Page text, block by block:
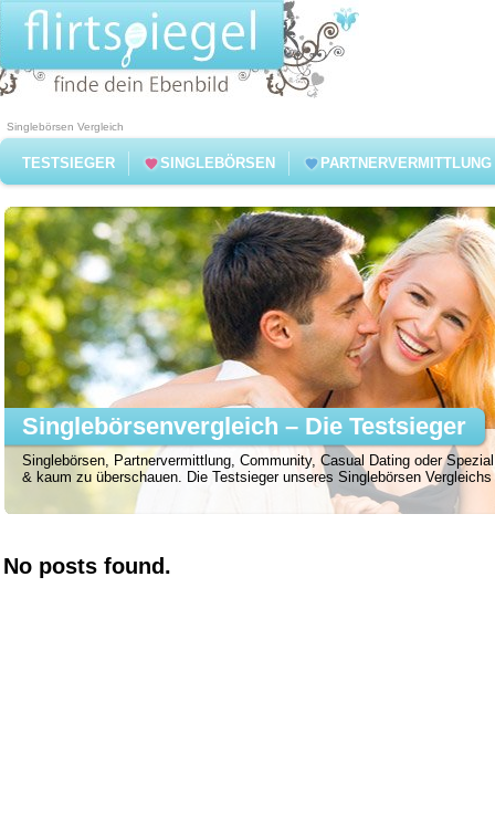
Singlebörsen Vergleich
TESTSIEGER SINGLEBÖRSEN PARTNERVERMITTLUNG
Singlebörsen, Partnervermittlung, Community, Casual Dating oder
& kaum zu überschauen. Die Testsieger unseres Singlebörsen
Singlebörsenvergleich – Die Testsieger
No posts found.